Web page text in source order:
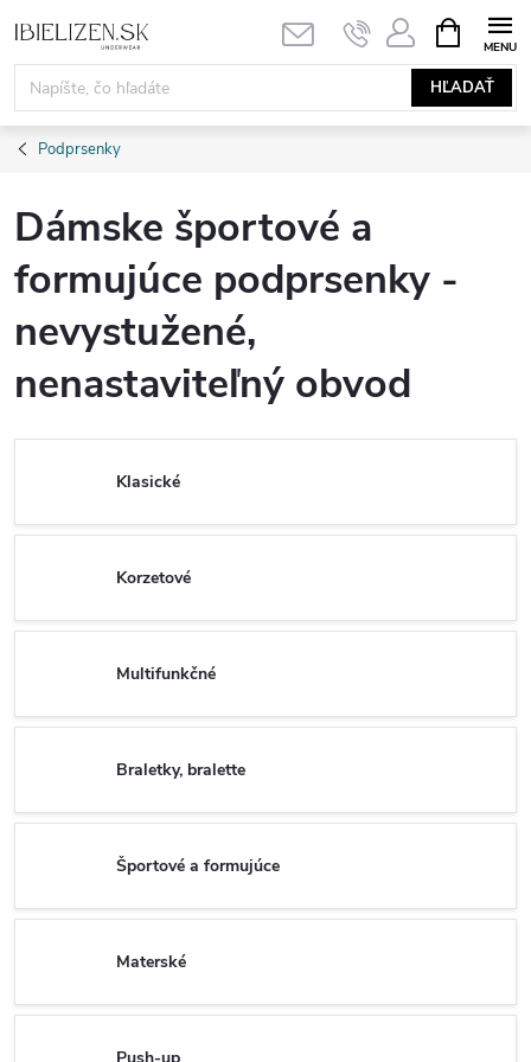
na
obsah
HĽADAŤ
KOŠÍK
Podprsenky
Dámske športové a
formujúce podprsenky -
nevystužené,
nenastaviteľný obvod
Klasické
Korzetové
Multifunkčné
Braletky, bralette
Športové a formujúce
Materské
Push-up